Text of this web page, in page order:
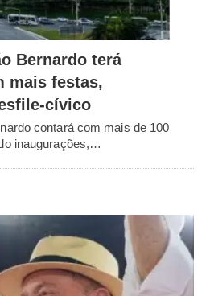
Bernardo terá
mais festas,
cívico
contará com mais de 100
inaugurações,…